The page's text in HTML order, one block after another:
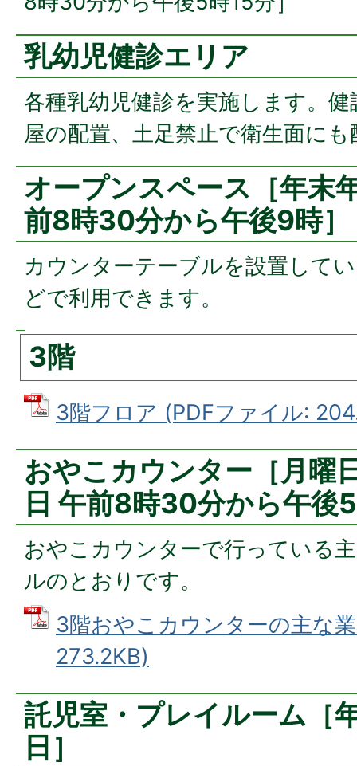
乳幼児健診エリア
各種乳幼児健診を実施します。
屋の配置、土足禁止で衛生面に
オープンスペース［年末
前8時30分から午後9時］
カウンターテーブルを設置して
どで利用できます。
3階
3階フロア (PDFファイル:
おやこカウンター［月曜
日 午前8時30分から午後
おやこカウンターで行っている
ルのとおりです。
3階おやこカウンターの主な
273.2KB)
託児室・プレイルーム［
日］